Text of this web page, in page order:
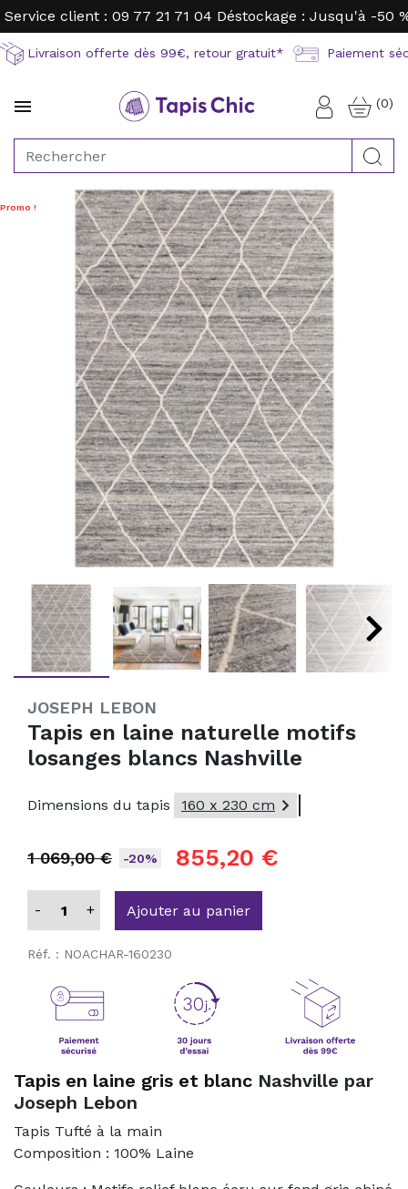
Service client : 09 77 21 71 04 Déstockage : Jusqu'à -50
Livraison offerte dès 99€, retour gratuit* Paiement
 Connexion
(0)
Promo !
JOSEPH LEBON
Tapis en laine naturelle motifs
losanges blancs Nashville
Dimensions du tapis 160 x 230 cm 
1 069,00 € -20% 855,20 €
- + Ajouter au panier
Réf. : NOACHAR-160230
Tapis en laine gris et blanc Nashville par
Joseph Lebon
Tapis Tufté à la main
Composition : 100% Laine